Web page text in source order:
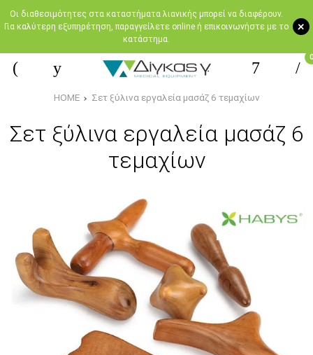
+
Oι διαθεσιμότητες στα καταστήματα λιανικής μπορεί να διαφέρουν.
Για καλύτερη εξυπηρέτηση, παραγγείλετε online ή επικοινωνήστε με το
κατάστημα.
0
HOME Σετ ξύλινα εργαλεία μασάζ 6 τεμαχίων
Σετ ξύλινα εργαλεία μασάζ 6
τεμαχίων